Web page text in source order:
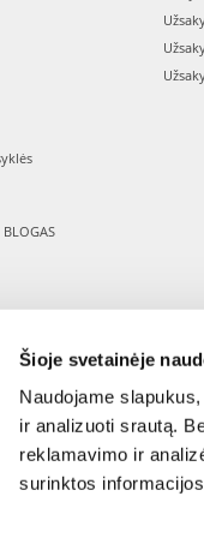
Šioje svetainėje
Naudojame
ir analizuoti srautą.
reklamavimo ir
surinktos